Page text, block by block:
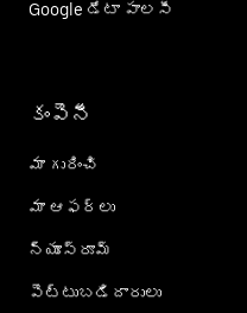
Google డేటా పాలసీ
కంపెనీ
మా గురించి
మా ఆఫర్లు
న్యూస్‌రూమ్
పెట్టుబడిదారులు